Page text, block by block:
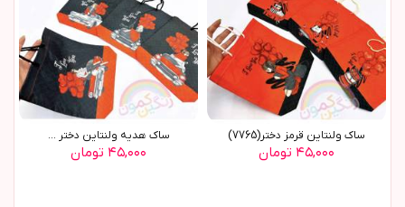
ساک ولنتاین قرمز دختر(7765)
۴۵,۰۰۰ تومان
ساک هدیه ولنتاین دختر ...
۴۵,۰۰۰ تومان